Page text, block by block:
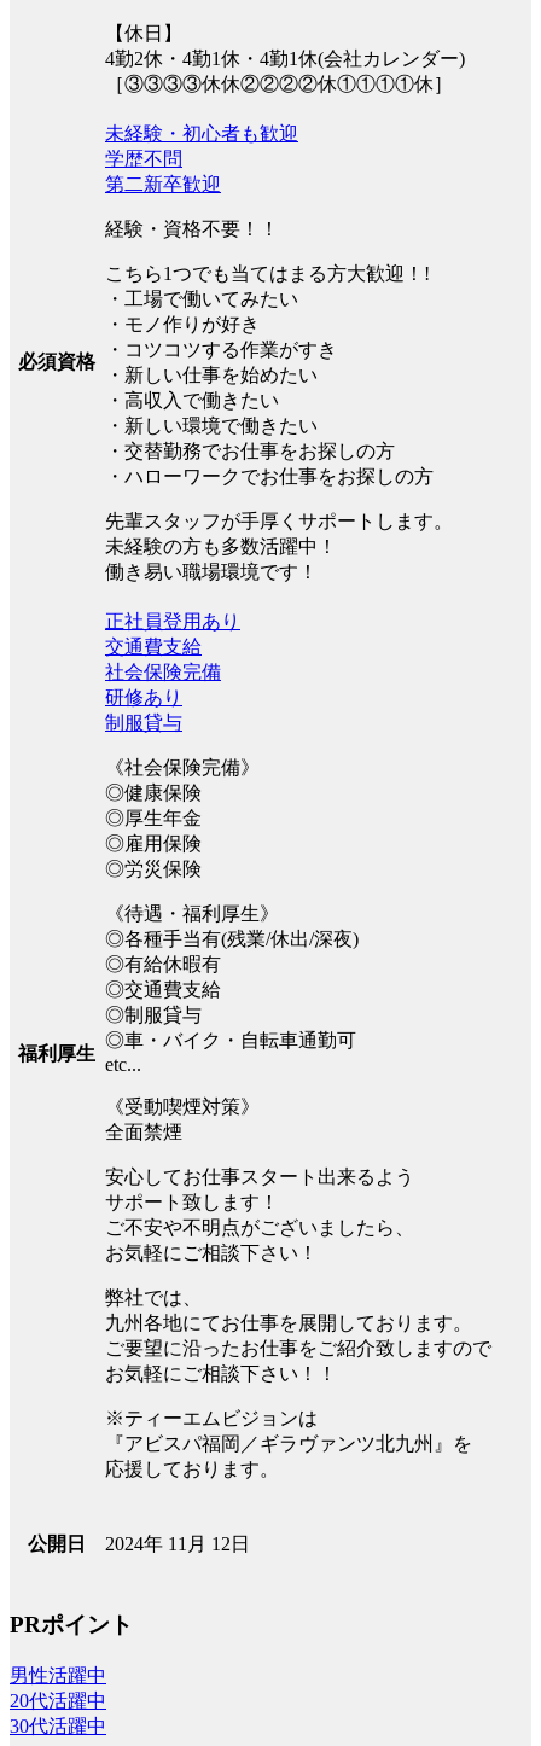
【休日】
4勤2休・4勤1休・4勤1休(会社カレンダー)
［③③③③休休②②②②休①①①①休］
必須資格
未経験・初心者も歓迎
学歴不問
第二新卒歓迎
経験・資格不要！！
こちら1つでも当てはまる方大歓迎！!
・工場で働いてみたい
・モノ作りが好き
・コツコツする作業がすき
・新しい仕事を始めたい
・高収入で働きたい
・新しい環境で働きたい
・交替勤務でお仕事をお探しの方
・ハローワークでお仕事をお探しの方
先輩スタッフが手厚くサポートします。
未経験の方も多数活躍中！
働き易い職場環境です！
福利厚生
正社員登用あり
交通費支給
社会保険完備
研修あり
制服貸与
《社会保険完備》
◎健康保険
◎厚生年金
◎雇用保険
◎労災保険
《待遇・福利厚生》
◎各種手当有(残業/休出/深夜)
◎有給休暇有
◎交通費支給
◎制服貸与
◎車・バイク・自転車通勤可
etc...
《受動喫煙対策》
全面禁煙
安心してお仕事スタート出来るよう
サポート致します！
ご不安や不明点がございましたら、
お気軽にご相談下さい！
弊社では、
九州各地にてお仕事を展開しております。
ご要望に沿ったお仕事をご紹介致しますので
お気軽にご相談下さい！！
※ティーエムビジョンは
『アビスパ福岡／ギラヴァンツ北九州』を
応援しております。
公開日 2024年 11月 12日
PRポイント
男性活躍中
20代活躍中
30代活躍中